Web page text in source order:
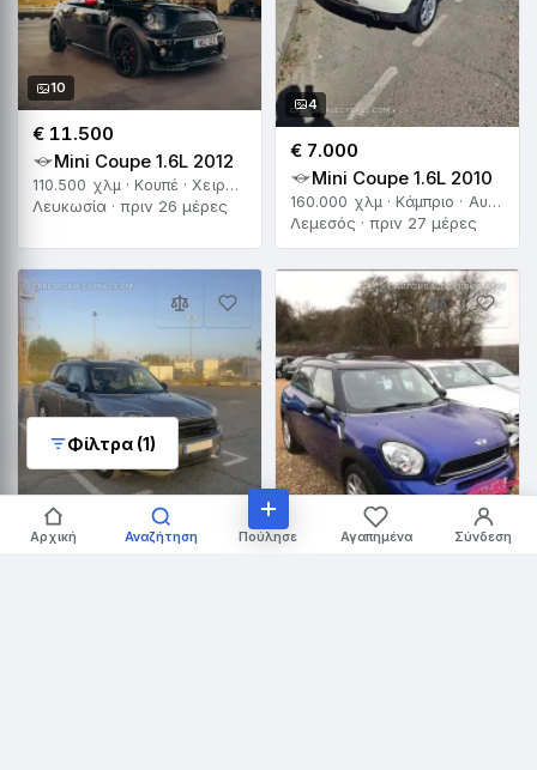
10
€ 11.500
Mini Coupe 1.6L 2012
110.500 χλμ · Κουπέ · Χειροκίνητο
Λευκωσία · πριν 26 μέρες
4
€ 7.000
Mini Coupe 1.6L 2010
160.000 χλμ · Κάμπριο · Αυτόματο
Λεμεσός · πριν 27 μέρες
6
Φίλτρα (1)
Αρχική Αναζήτηση Πούλησε Αγαπημένα Σύνδεση